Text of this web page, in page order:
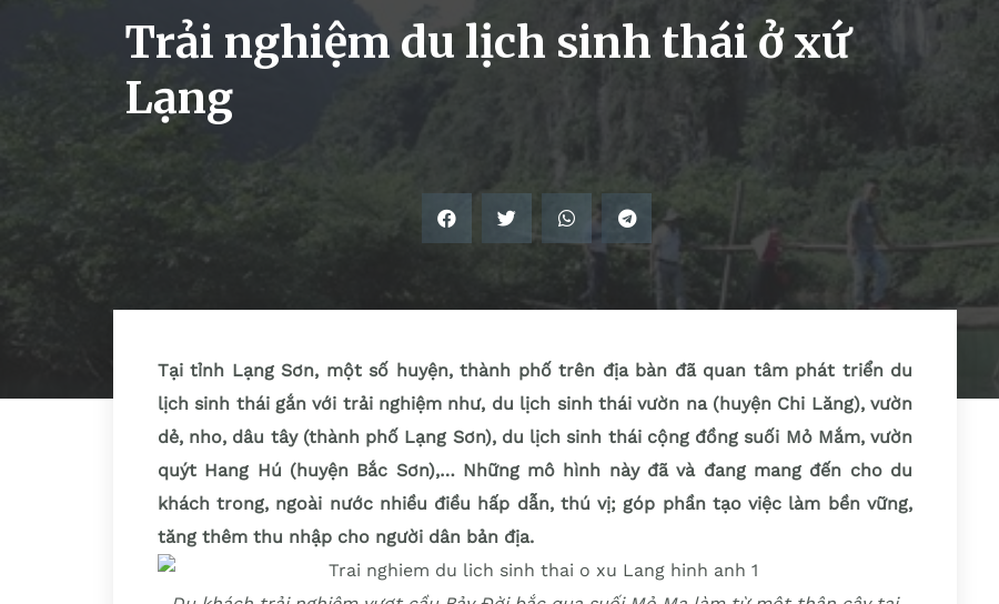
Trải nghiệm du lịch sinh thái ở xứ
Lạng
Tại tỉnh Lạng Sơn, một số huyện, thành phố trên địa bàn đã quan tâm phát triển du
lịch sinh thái gắn với trải nghiệm như, du lịch sinh thái vườn na (huyện Chi Lăng), vườn
dẻ, nho, dâu tây (thành phố Lạng Sơn), du lịch sinh thái cộng đồng suối Mỏ Mắm, vườn
quýt Hang Hú (huyện Bắc Sơn),… Những mô hình này đã và đang mang đến cho du
khách trong, ngoài nước nhiều điều hấp dẫn, thú vị; góp phần tạo việc làm bền vững,
tăng thêm thu nhập cho người dân bản địa.